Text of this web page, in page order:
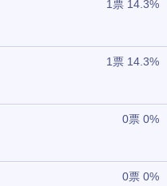
1票 14.3%
1票 14.3%
0票 0%
0票 0%